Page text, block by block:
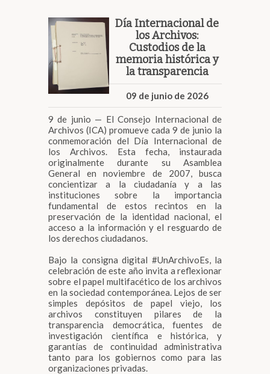
Día Internacional de
los Archivos:
Custodios de la
memoria histórica y
la transparencia
09 de junio de 2026
9 de junio — El Consejo Internacional de
Archivos (ICA) promueve cada 9 de junio la
conmemoración del Día Internacional de
los Archivos. Esta fecha, instaurada
originalmente durante su Asamblea
General en noviembre de 2007, busca
concientizar a la ciudadanía y a las
instituciones sobre la importancia
fundamental de estos recintos en la
preservación de la identidad nacional, el
acceso a la información y el resguardo de
los derechos ciudadanos.
Bajo la consigna digital #UnArchivoEs, la
celebración de este año invita a reflexionar
sobre el papel multifacético de los archivos
en la sociedad contemporánea. Lejos de ser
simples depósitos de papel viejo, los
archivos constituyen pilares de la
transparencia democrática, fuentes de
investigación científica e histórica, y
garantías de continuidad administrativa
tanto para los gobiernos como para las
organizaciones privadas.